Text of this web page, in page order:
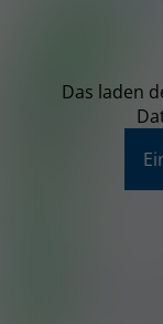
Das laden